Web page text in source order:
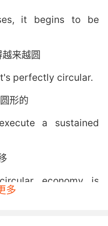
it begins to be
来越圆
perfectly circular.
形的
a sustained
economy is
多